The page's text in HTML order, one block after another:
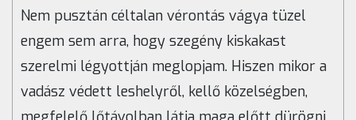
Nem pusztán céltalan vérontás vágya tüzel
engem sem arra, hogy szegény kiskakast
szerelmi légyottján meglopjam. Hiszen mikor a
vadász védett leshelyről, kellő közelségben,